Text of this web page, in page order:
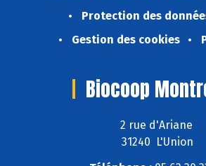
Protection des
Gestion des cookies
Biocoop
2 rue d'Ariane
31240 L'Union